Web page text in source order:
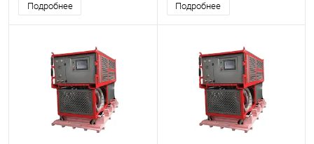
Подробнее Подробнее